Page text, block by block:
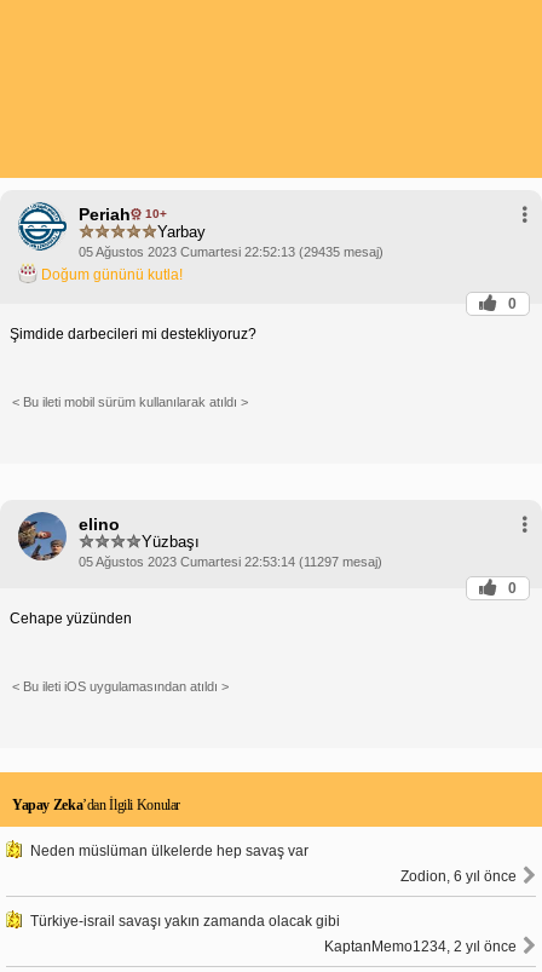
Periah 10+
Yarbay
05 Ağustos 2023 Cumartesi 22:52:13 (29435 mesaj)
Doğum gününü kutla!
0
Şimdide darbecileri mi destekliyoruz?
< Bu ileti mobil sürüm kullanılarak atıldı >
elino
Yüzbaşı
05 Ağustos 2023 Cumartesi 22:53:14 (11297 mesaj)
0
Cehape yüzünden
< Bu ileti iOS uygulamasından atıldı >
Yapay Zeka’dan İlgili Konular
Neden müslüman ülkelerde hep savaş var
Zodion, 6 yıl önce
Türkiye-israil savaşı yakın zamanda olacak gibi
KaptanMemo1234, 2 yıl önce